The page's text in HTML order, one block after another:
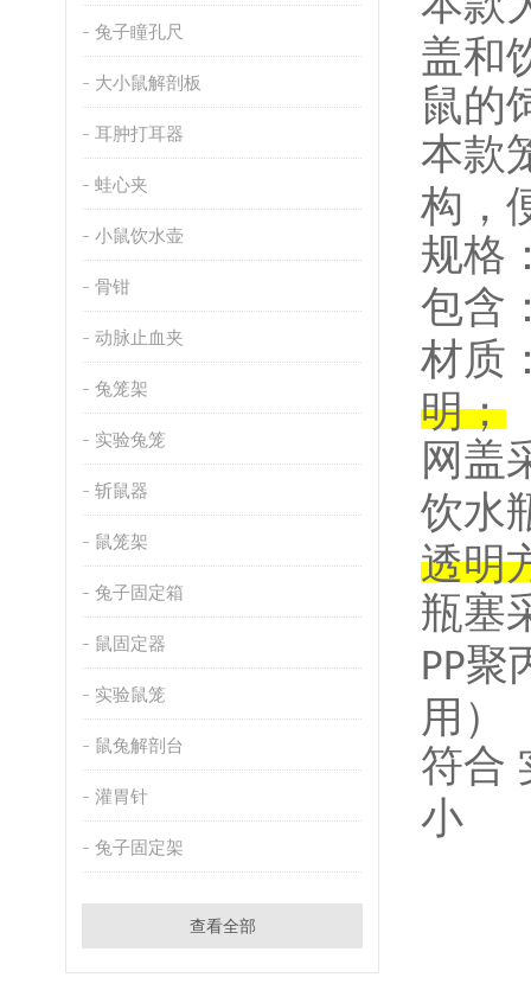
兔子瞳孔尺
大小鼠解剖板
耳肿打耳器
蛙心夹
小鼠饮水壶
骨钳
动脉止血夹
兔笼架
实验兔笼
斩鼠器
鼠笼架
兔子固定箱
鼠固定器
实验鼠笼
鼠兔解剖台
灌胃针
兔子固定架
查看全部
盖和
鼠的
本款
构，
规格
包含
材质
明；
网盖
饮水
透明
瓶塞
PP聚
用）
符合
小